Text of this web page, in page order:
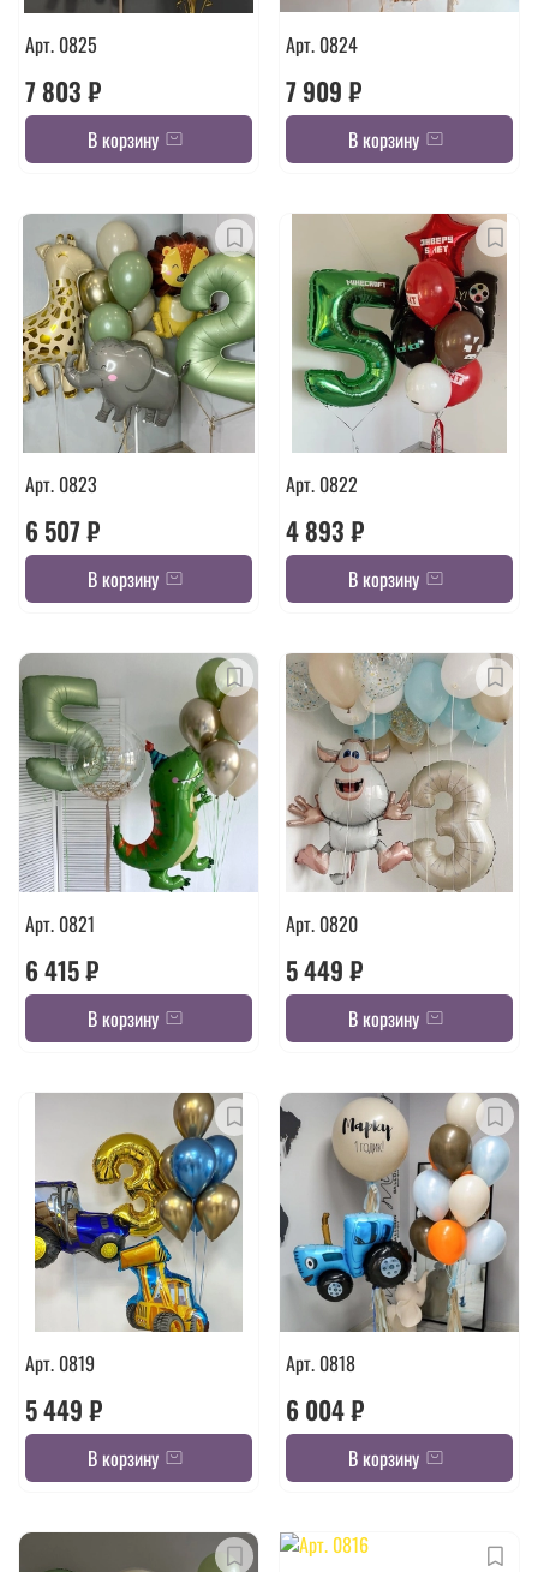
Арт. 0825
7 803 ₽
В корзину
Арт. 0824
7 909 ₽
В корзину
Арт. 0823
6 507 ₽
В корзину
Арт. 0822
4 893 ₽
В корзину
Арт. 0821
6 415 ₽
В корзину
Арт. 0820
5 449 ₽
В корзину
Арт. 0819
5 449 ₽
В корзину
Арт. 0818
6 004 ₽
В корзину